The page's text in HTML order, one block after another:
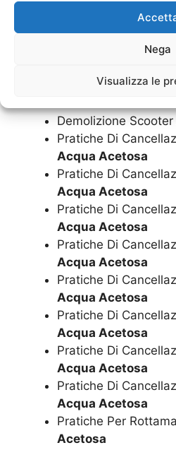
Nega
Visualizza le
Demolizione
Demolizione Moto
Demolizione Scooter
Pratiche Di
Acqua Acetosa
Pratiche Di
Acqua Acetosa
Pratiche Di
Acqua Acetosa
Pratiche Di
Acqua Acetosa
Pratiche Di
Acqua Acetosa
Pratiche Di
Acqua Acetosa
Pratiche Di
Acqua Acetosa
Pratiche Di
Acqua Acetosa
Pratiche Per
Acetosa